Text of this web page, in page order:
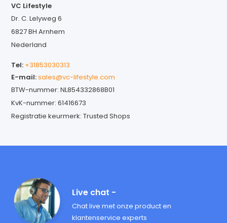
VC Lifestyle
Dr. C. Lelyweg 6
6827 BH Arnhem
Nederland
Tel: +31853030313
E-mail:sales@vc-lifestyle.com
BTW-nummer: NL854332868B01
KvK-nummer: 61416673
Registratie keurmerk: Trusted Shops
Live chat -
Chat live met onze product en
klantenservice experts